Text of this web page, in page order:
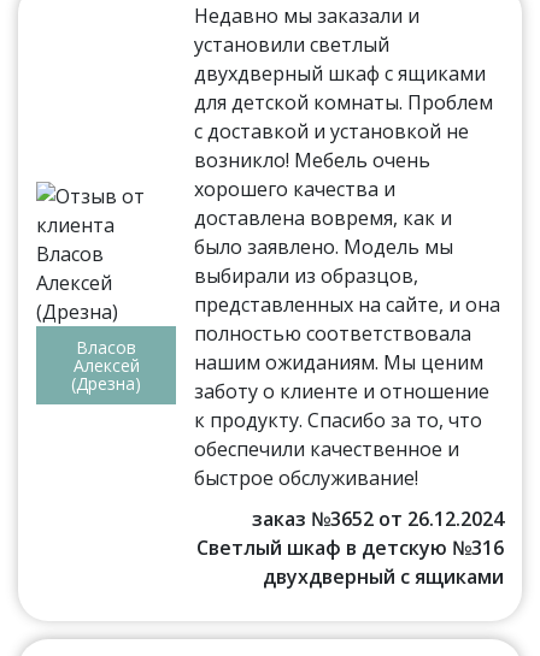
Власов
Алексей
(Дрезна)
Недавно мы заказали и
установили светлый
двухдверный шкаф с ящиками
для детской комнаты. Проблем
с доставкой и установкой не
возникло! Мебель очень
хорошего качества и
доставлена вовремя, как и
было заявлено. Модель мы
выбирали из образцов,
представленных на сайте, и она
полностью соответствовала
нашим ожиданиям. Мы ценим
заботу о клиенте и отношение
к продукту. Спасибо за то, что
обеспечили качественное и
быстрое обслуживание!
заказ №3652 от 26.12.2024
Светлый шкаф в детскую №316
двухдверный с ящиками